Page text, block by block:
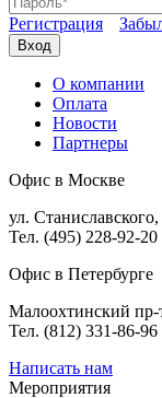
Регистрация
Вход
О компании
Оплата
Новости
Партнеры
Офис в Москве
ул.
Тел. (495) 228-92-20
Офис в Петербурге
Малоохтинский пр-
Тел. (812) 331-86-96
Написать нам
Мероприятия